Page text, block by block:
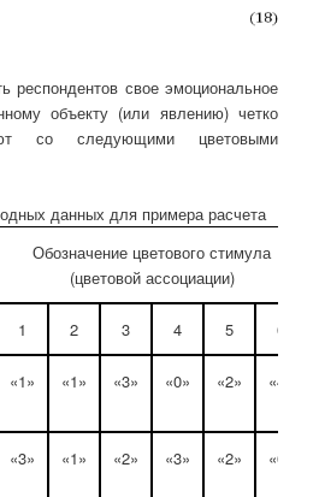
респондентов свое эмоциональное
объекту (или явлению) четко
со следующими цветовыми
данных для примера расчета
Обозначение цветового стимула
(цветовой ассоциации)
1 2 3 4 5 6
«1» «1» «3» «0» «2» «4»
«3» «1» «2» «3» «2» «6»